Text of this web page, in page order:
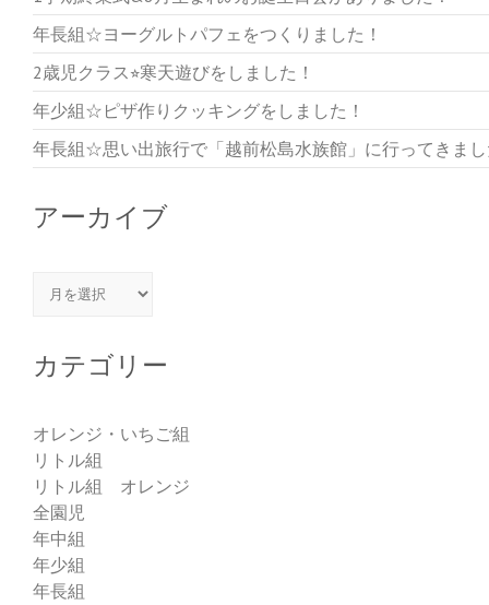
年長組☆ヨーグルトパフェをつくりました！
2歳児クラス⭐︎寒天遊びをしました！
年少組☆ピザ作りクッキングをしました！
年長組☆思い出旅行で「越前松島水族館」に行ってきま
アーカイブ
アーカイブ
カテゴリー
オレンジ・いちご組
リトル組
リトル組 オレンジ
全園児
年中組
年少組
年長組